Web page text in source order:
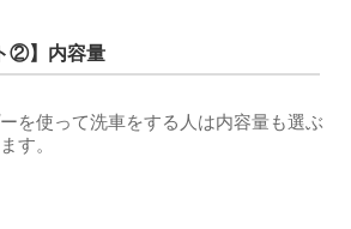
②】内容量
を使って洗車をする人は内容量も選ぶ
す。